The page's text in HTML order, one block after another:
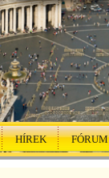
HÍREK FÓRUM